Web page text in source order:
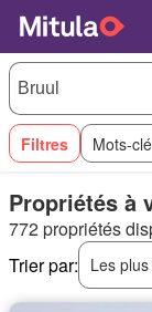
Filtres Mots-
Propriétés à
772 propriétés
Trier par:
Les